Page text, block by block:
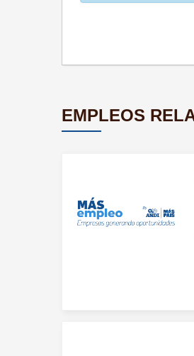
EMPLEOS